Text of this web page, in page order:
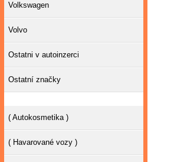
Volkswagen
Volvo
Ostatni v autoinzerci
Ostatní značky
( Autokosmetika )
( Havarované vozy )